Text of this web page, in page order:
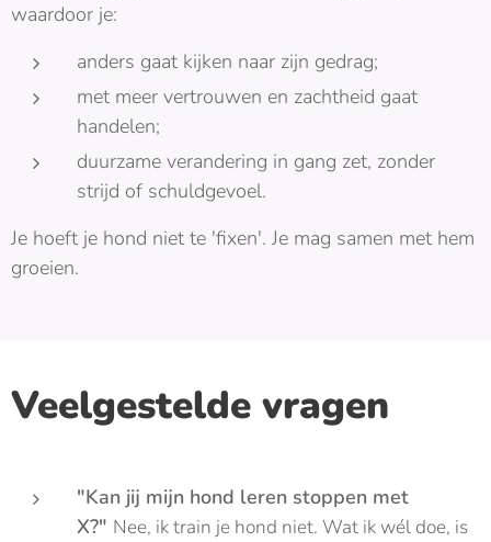
waardoor je:
anders gaat kijken naar zijn gedrag;
met meer vertrouwen en zachtheid gaat
handelen;
duurzame verandering in gang zet, zonder
strijd of schuldgevoel.
Je hoeft je hond niet te 'fixen'. Je mag samen met hem
groeien.
Veelgestelde vragen
"Kan jij mijn hond leren stoppen met
X?" Nee, ik train je hond niet. Wat ik wél doe, is